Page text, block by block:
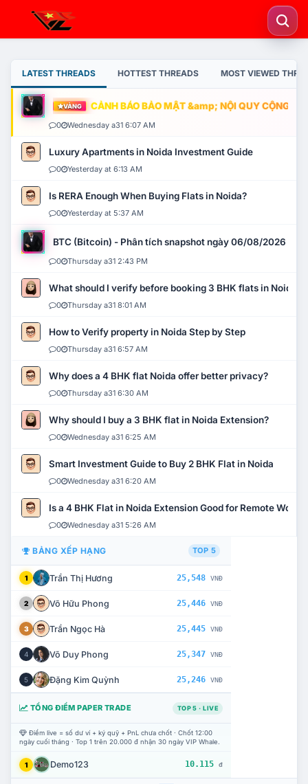
LATEST THREADS HOTTEST THREADS MOST VIEWED
VÀNG CẢNH BÁO BẢO MẬT &amp; NỘI QUY CỘNG
0 Wednesday a31 6:07 AM
Luxury Apartments in Noida Investment Guide
0 Yesterday at 6:13 AM
Is RERA Enough When Buying Flats in Noida?
0 Yesterday at 5:37 AM
BTC (Bitcoin) - Phân tích snapshot ngày 06/08/2026
0 Thursday a31 2:43 PM
What should I verify before booking 3 BHK flats in Noida?
0 Thursday a31 8:01 AM
How to Verify property in Noida Step by Step
0 Thursday a31 6:57 AM
Why does a 4 BHK flat Noida offer better privacy?
0 Thursday a31 6:30 AM
Why should I buy a 3 BHK flat in Noida Extension?
0 Wednesday a31 6:25 AM
Smart Investment Guide to Buy 2 BHK Flat in Noida
0 Wednesday a31 6:20 AM
Is a 4 BHK Flat in Noida Extension Good for Remote Work?
0 Wednesday a31 5:26 AM
BẢNG XẾP HẠNG TOP 5
1 Trần Thị Hương 25,548 VNĐ
2 Võ Hữu Phong 25,446 VNĐ
3 Trần Ngọc Hà 25,445 VNĐ
4 Võ Duy Phong 25,347 VNĐ
5 Đặng Kim Quỳnh 25,246 VNĐ
TỔNG ĐIỂM PAPER TRADE TOP 5 · LIVE
Điểm live = số dư ví + ký quỹ + PnL chưa chốt · Chốt 12:00
ngày cuối tháng · Top 1 trên 20.000 đ nhận 30 ngày VIP Whale.
1 Demo123 10.115 đ